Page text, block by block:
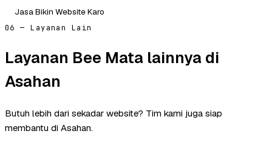
Jasa Bikin Website Karo
06 — Layanan Lain
Layanan Bee Mata lainnya di
Asahan
Butuh lebih dari sekadar website? Tim kami juga siap
membantu di Asahan.